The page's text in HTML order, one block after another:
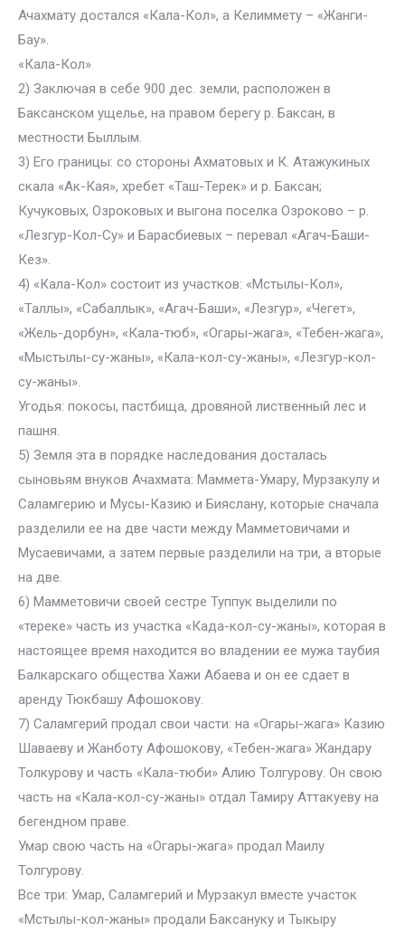
Ачахмату достался «Кала-Кол», а Келиммету – «Жанги-
Бау».
«Кала-Кол»
2) Заключая в себе 900 дес. земли, расположен в
Баксанском ущелье, на правом берегу р. Баксан, в
местности Быллым.
3) Его границы: со стороны Ахматовых и К. Атажукиных
скала «Ак-Кая», хребет «Таш-Терек» и р. Баксан;
Кучуковых, Озроковых и выгона поселка Озроково – р.
«Лезгур-Кол-Су» и Барасбиевых – перевал «Агач-Баши-
Кез».
4) «Кала-Кол» состоит из участков: «Мстылы-Кол»,
«Таллы», «Сабаллык», «Агач-Баши», «Лезгур», «Чегет»,
«Жель-дорбун», «Кала-тюб», «Огары-жага», «Тебен-жага»,
«Мыстылы-су-жаны», «Кала-кол-су-жаны», «Лезгур-кол-
су-жаны».
Угодья: покосы, пастбища, дровяной лиственный лес и
пашня.
5) Земля эта в порядке наследования досталась
сыновьям внуков Ачахмата: Маммета-Умару, Мурзакулу и
Саламгерию и Мусы-Казию и Бияслану, которые сначала
разделили ее на две части между Мамметовичами и
Мусаевичами, а затем первые разделили на три, а вторые
на две.
6) Мамметовичи своей сестре Туппук выделили по
«тереке» часть из участка «Када-кол-су-жаны», которая в
настоящее время находится во владении ее мужа таубия
Балкарскаго общества Хажи Абаева и он ее сдает в
аренду Тюкбашу Афошокову.
7) Саламгерий продал свои части: на «Огары-жага» Казию
Шаваеву и Жанботу Афошокову, «Тебен-жага» Жандару
Толкурову и часть «Кала-тюби» Алию Толгурову. Он свою
часть на «Кала-кол-су-жаны» отдал Тамиру Аттакуеву на
бегендном праве.
Умар свою часть на «Огары-жага» продал Маилу
Толгурову.
Все три: Умар, Саламгерий и Мурзакул вместе участок
«Мстылы-кол-жаны» продали Баксануку и Тыкыру